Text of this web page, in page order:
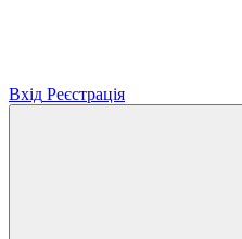
Вхід Реєстрація